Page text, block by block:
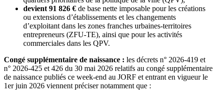
devient 91 826 € de base nette imposable pour les créations
ou extensions d’établissements et les changements
d’exploitant dans les zones franches urbaines-territoires
entrepreneurs (ZFU-TE), ainsi que pour les activités
commerciales dans les QPV.
Congé supplémentaire de naissance : les décrets n° 2026-419 et
n° 2026-425 et 426 du 30 mai 2026 relatifs au congé supplémentaire
de naissance publiés ce week-end au JORF et entrant en vigueur le
1er juin 2026 viennent préciser notamment que :